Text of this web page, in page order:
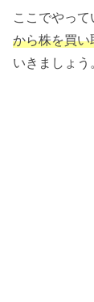
ここでやって
から株を買
いきましょう。